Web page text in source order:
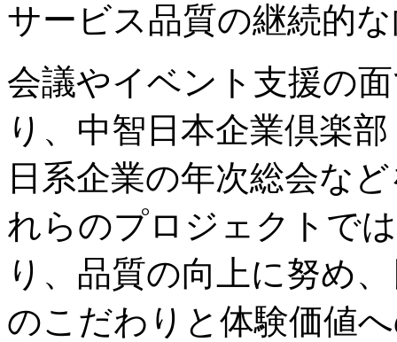
サービス品質の継続的
会議やイベント支援の
り、中智日本企業倶楽
日系企業の年次総会な
れらのプロジェクトで
り、品質の向上に努め
のこだわりと体験価値